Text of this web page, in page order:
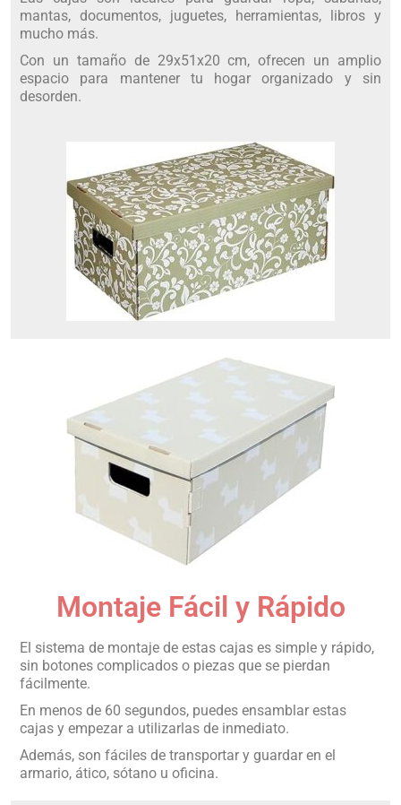
mantas, documentos, juguetes, herramientas, libros y
mucho más.
Con un tamaño de 29x51x20 cm, ofrecen un amplio
espacio para mantener tu hogar organizado y sin
desorden.
Montaje Fácil y Rápido
El sistema de montaje de estas cajas es simple y rápido,
sin botones complicados o piezas que se pierdan
fácilmente.
En menos de 60 segundos, puedes ensamblar estas
cajas y empezar a utilizarlas de inmediato.
Además, son fáciles de transportar y guardar en el
armario, ático, sótano u oficina.